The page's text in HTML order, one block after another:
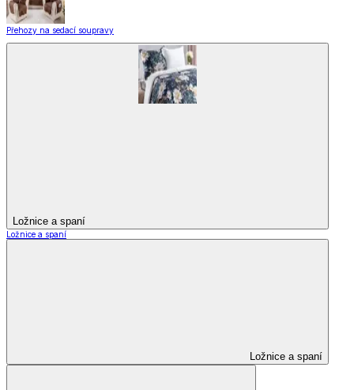
Přehozy na sedací soupravy
Ložnice a spaní
Ložnice a spaní
Ložnice a spaní